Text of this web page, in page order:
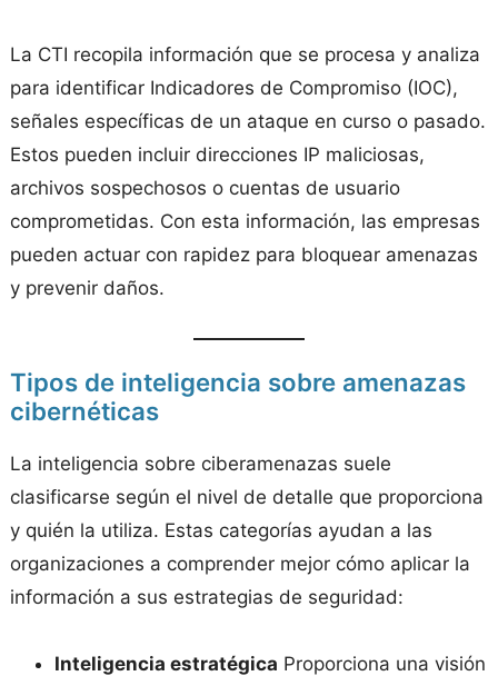
La CTI recopila información que se procesa y analiza
para identificar Indicadores de Compromiso (IOC),
señales específicas de un ataque en curso o pasado.
Estos pueden incluir direcciones IP maliciosas,
archivos sospechosos o cuentas de usuario
comprometidas. Con esta información, las empresas
pueden actuar con rapidez para bloquear amenazas
y prevenir daños.
Tipos de inteligencia sobre amenazas
cibernéticas
La inteligencia sobre ciberamenazas suele
clasificarse según el nivel de detalle que proporciona
y quién la utiliza. Estas categorías ayudan a las
organizaciones a comprender mejor cómo aplicar la
información a sus estrategias de seguridad:
Inteligencia estratégica Proporciona una visión